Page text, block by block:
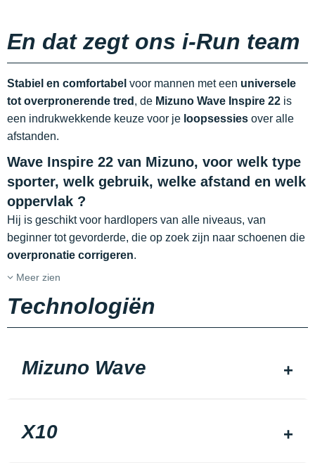
En dat zegt ons i-Run team
Stabiel en comfortabel voor mannen met een universele
tot overpronerende tred , de Mizuno Wave Inspire 22 is
een indrukwekkende keuze voor je loopsessies over alle
afstanden.
Wave Inspire 22 van Mizuno, voor welk type
sporter, welk gebruik, welke afstand en welk
oppervlak ?
Hij is geschikt voor hardlopers van alle niveaus, van
beginner tot gevorderde, die op zoek zijn naar schoenen die
overpronatie corrigeren.
Meer zien
Technologiën
Mizuno Wave
X10